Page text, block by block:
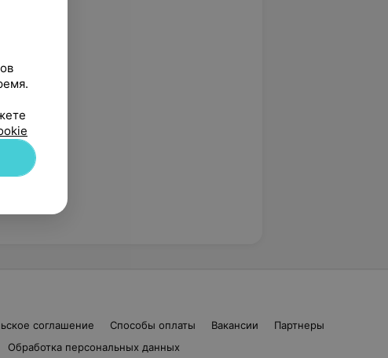
соглашение Способы оплаты Вакансии
Партнеры
Обработка персональных данных